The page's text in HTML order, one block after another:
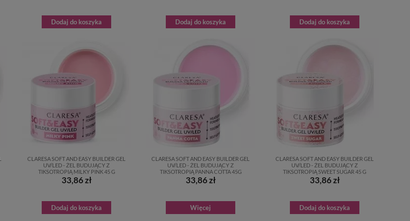
Dodaj do koszyka Dodaj do koszyka Dodaj do koszyka
CLARESA SOFT AND EASY BUILDER GEL
UV/LED - ŻEL BUDUJĄCY Z
TIKSOTROPIĄ MILKY PINK 45 G
33,86 zł
Dodaj do koszyka
CLARESA SOFT AND EASY BUILDER GEL
UV/LED - ŻEL BUDUJĄCY Z
TIKSOTROPIĄ PANNA COTTA 45G
33,86 zł
Więcej
CLARESA SOFT AND EASY BUILDER GEL
UV/LED - ŻEL BUDUJĄCY Z
TIKSOTROPIĄ SWEET SUGAR 45 G
33,86 zł
Dodaj do koszyka